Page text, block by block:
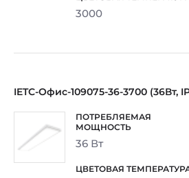
3000
IETC-Офис-109075-36-3700 (36Вт,
36 Вт